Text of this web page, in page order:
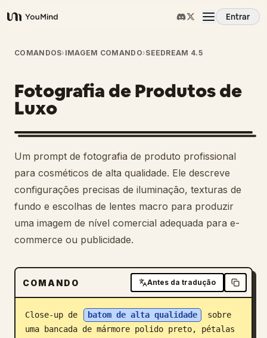
YouMind
Entrar
Visão Geral
Casos de Uso
Habilidades
Prompts
Preços
Baixar
Blog
Atualizações
COMANDOS› IMAGEM COMANDO›SEEDREAM 4.5
Fotografia de Produtos de
Luxo
Um prompt de fotografia de produto profissional
para cosméticos de alta qualidade. Ele descreve
configurações precisas de iluminação, texturas de
fundo e escolhas de lentes macro para produzir
uma imagem de nível comercial adequada para e-
commerce ou publicidade.
COMANDO Antes da tradução
Close-up de batom de alta qualidade
sobre
uma bancada de mármore polido preto, pétalas